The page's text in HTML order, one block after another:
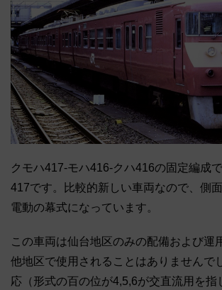
クモハ417-モハ416-クハ416の固定編成
417です。比較的新しい車両なので、側
電動の幕式になっています。
この車両は仙台地区のみの配備および運
他地区で使用されることはありませんで
応（形式の百の位が4,5,6が交直流用を指